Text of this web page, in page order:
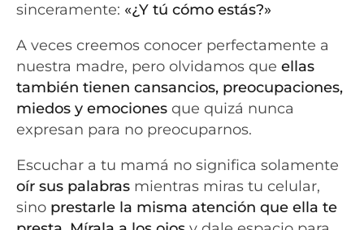
sinceramente: «¿Y tú cómo estás?»
A veces creemos conocer perfectamente a
nuestra madre, pero olvidamos que ellas
también tienen cansancios, preocupaciones,
miedos y emociones que quizá nunca
expresan para no preocuparnos.
Escuchar a tu mamá no significa solamente
oír sus palabras mientras miras tu celular,
sino prestarle la misma atención que ella te